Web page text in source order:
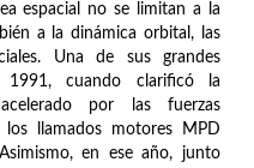
espacial no se limitan a la
a la dinámica orbital, las
Una de sus grandes
cuando clarificó la
por las fuerzas
llamados motores MPD
en ese año, junto